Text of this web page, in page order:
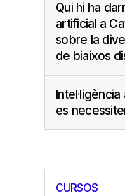
Qui hi ha
artificial a
sobre la
de biaixos
es
CURSOS